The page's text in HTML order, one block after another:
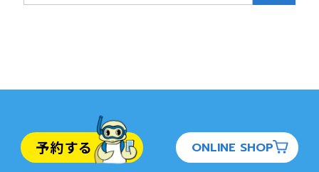
予約する ONLINE SHOP